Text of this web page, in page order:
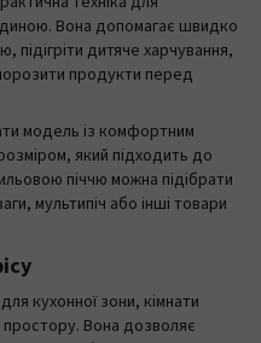
Вона допомагає швидко
підігріти дитяче харчування,
продукти перед
модель із комфортним
який підходить до
піччю можна підібрати
мультипіч або інші товари
кухонної зони, кімнати
Вона дозволяє